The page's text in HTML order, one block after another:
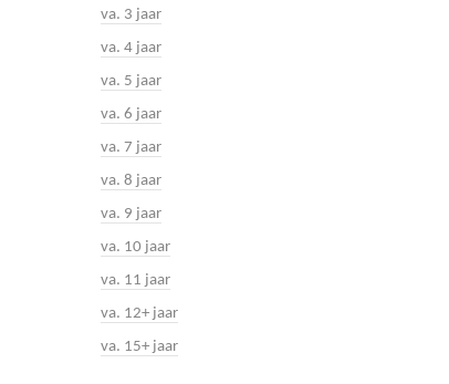
va. 3 jaar
va. 4 jaar
va. 5 jaar
va. 6 jaar
va. 7 jaar
va. 8 jaar
va. 9 jaar
va. 10 jaar
va. 11 jaar
va. 12+ jaar
va. 15+ jaar